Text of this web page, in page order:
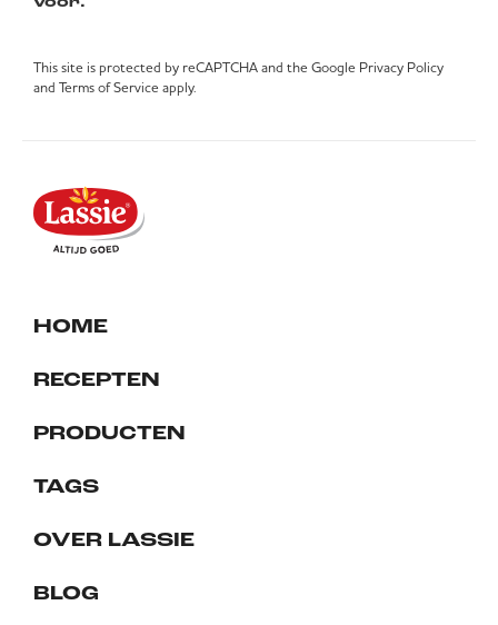
This site is protected by reCAPTCHA and the Google Privacy Policy
and Terms of Service apply.
HOME
RECEPTEN
PRODUCTEN
TAGS
OVER LASSIE
BLOG